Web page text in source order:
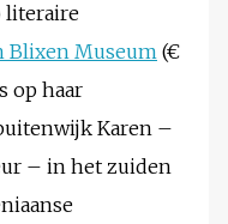
literaire
Blixen Museum (€
op haar
Karen –
– in het zuiden